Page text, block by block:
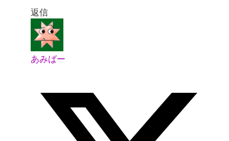
返信
あみばー